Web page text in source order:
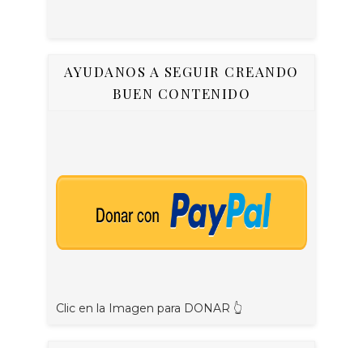
AYUDANOS A SEGUIR CREANDO
BUEN CONTENIDO
Clic en la Imagen para DONAR 👆